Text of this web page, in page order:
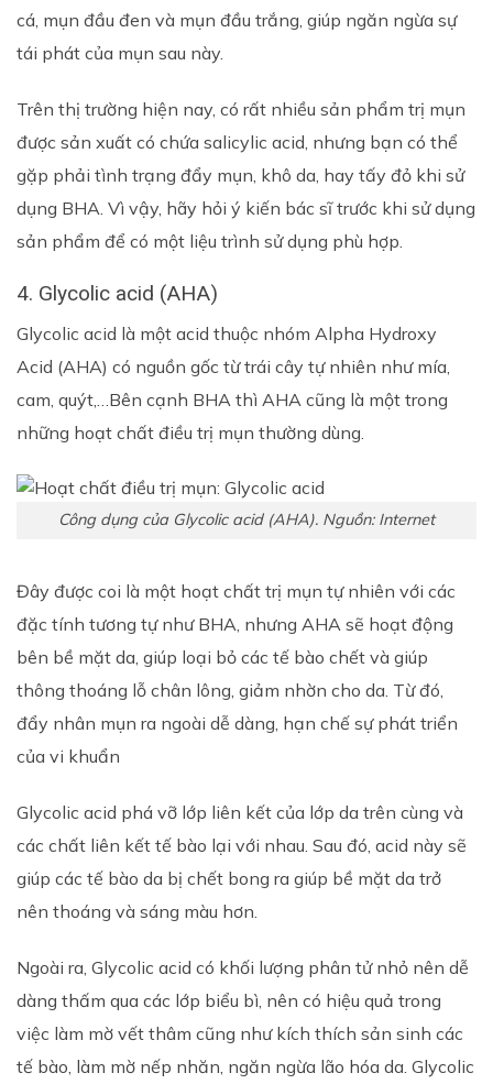
cá, mụn đầu đen và mụn đầu trắng, giúp ngăn ngừa sự
tái phát của mụn sau này.
Trên thị trường hiện nay, có rất nhiều sản phẩm trị mụn
được sản xuất có chứa salicylic acid, nhưng bạn có thể
gặp phải tình trạng đẩy mụn, khô da, hay tấy đỏ khi sử
dụng BHA. Vì vậy, hãy hỏi ý kiến bác sĩ trước khi sử dụng
sản phẩm để có một liệu trình sử dụng phù hợp.
4. Glycolic acid (AHA)
Glycolic acid là một acid thuộc nhóm Alpha Hydroxy
Acid (AHA) có nguồn gốc từ trái cây tự nhiên như mía,
cam, quýt,…Bên cạnh BHA thì AHA cũng là một trong
những hoạt chất điều trị mụn thường dùng.
Công dụng của Glycolic acid (AHA). Nguồn: Internet
Đây được coi là một hoạt chất trị mụn tự nhiên với các
đặc tính tương tự như BHA, nhưng AHA sẽ hoạt động
bên bề mặt da, giúp loại bỏ các tế bào chết và giúp
thông thoáng lỗ chân lông, giảm nhờn cho da. Từ đó,
đẩy nhân mụn ra ngoài dễ dàng, hạn chế sự phát triển
của vi khuẩn
Glycolic acid phá vỡ lớp liên kết của lớp da trên cùng và
các chất liên kết tế bào lại với nhau. Sau đó, acid này sẽ
giúp các tế bào da bị chết bong ra giúp bề mặt da trở
nên thoáng và sáng màu hơn.
Ngoài ra, Glycolic acid có khối lượng phân tử nhỏ nên dễ
dàng thấm qua các lớp biểu bì, nên có hiệu quả trong
việc làm mờ vết thâm cũng như kích thích sản sinh các
tế bào, làm mờ nếp nhăn, ngăn ngừa lão hóa da. Glycolic